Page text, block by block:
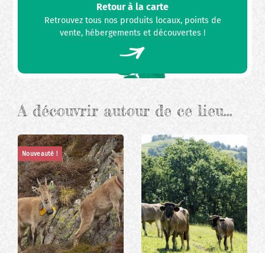
Retour à la carte
Retrouvez tous nos produits locaux, points de
vente, hébergements et découvertes !
A découvrir autour de ce lieu…
Nouveauté !